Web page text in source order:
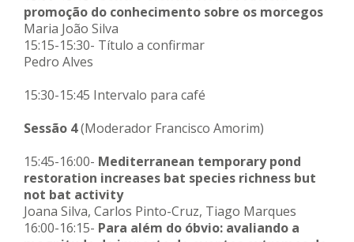
promoção do conhecimento sobre os morcegos
Maria João Silva
15:15-15:30- Título a confirmar
Pedro Alves
15:30-15:45 Intervalo para café
Sessão 4(Moderador Francisco Amorim)
15:45-16:00- Mediterranean temporary pond
restoration increases bat species richness but
not bat activity
Joana Silva, Carlos Pinto-Cruz, Tiago Marques
16:00-16:15- Para além do óbvio: avaliando a